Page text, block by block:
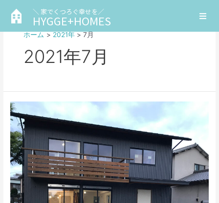
＼ 家でくつろぐ幸せを／
HYGGE+HOMES
ホーム 2021年 7月
2021年7月